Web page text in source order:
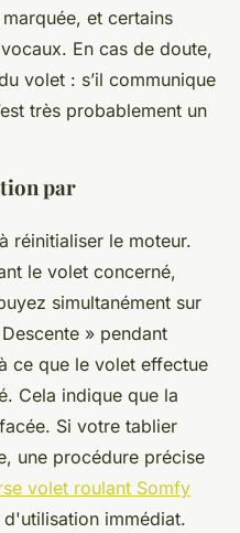
et certains
En cas de doute,
volet : s’il communique
très probablement un
par
réinitialiser le moteur.
le volet concerné,
simultanément sur
» pendant
ce que le volet effectue
Cela indique que la
Si votre tablier
une procédure précise
volet roulant Somfy
immédiat.